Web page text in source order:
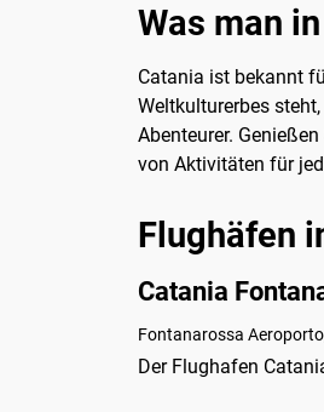
Was man
Catania ist bekannt
Weltkulturerbes
Abenteurer.
von Aktivitäten für
Flughäfen
Catania
Fontanarossa
Der Flughafen